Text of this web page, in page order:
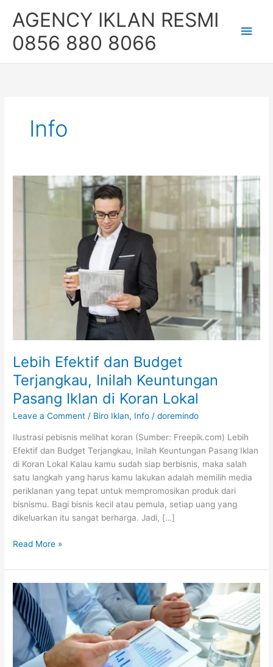
AGENCY IKLAN RESMI
0856 880 8066
Info
Lebih Efektif dan Budget
Terjangkau, Inilah Keuntungan
Pasang Iklan di Koran Lokal
Leave a Comment / Biro Iklan, Info /doremindo
Ilustrasi pebisnis melihat koran (Sumber: Freepik.com) Lebih
Efektif dan Budget Terjangkau, Inilah Keuntungan Pasang Iklan
di Koran Lokal Kalau kamu sudah siap berbisnis, maka salah
satu langkah yang harus kamu lakukan adalah memilih media
periklanan yang tepat untuk mempromosikan produk dari
bisnismu. Bagi bisnis kecil atau pemula, setiap uang yang
dikeluarkan itu sangat berharga. Jadi, […]
Read More »
Investasi
Saham
di
Perusahaan
Media
yang